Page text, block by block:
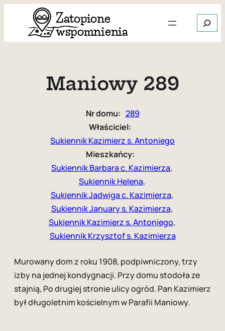
Szukaj
Maniowy 289
Nr domu: 289
Właściciel:
Sukiennik Kazimierz s. Antoniego
Mieszkańcy:
Sukiennik Barbara c. Kazimierza,
Sukiennik Helena,
Sukiennik Jadwiga c. Kazimierza,
Sukiennik January s. Kazimierza,
Sukiennik Kazimierz s. Antoniego,
Sukiennik Krzysztof s. Kazimierza
Murowany dom z roku 1908, podpiwniczony, trzy
izby na jednej kondygnacji. Przy domu stodoła ze
stajnią, Po drugiej stronie ulicy ogród. Pan Kazimierz
był długoletnim kościelnym w Parafii Maniowy.